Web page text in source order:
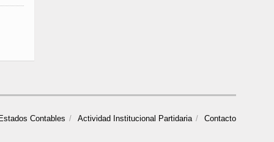
Estados Contables Actividad Institucional Partidaria Contacto